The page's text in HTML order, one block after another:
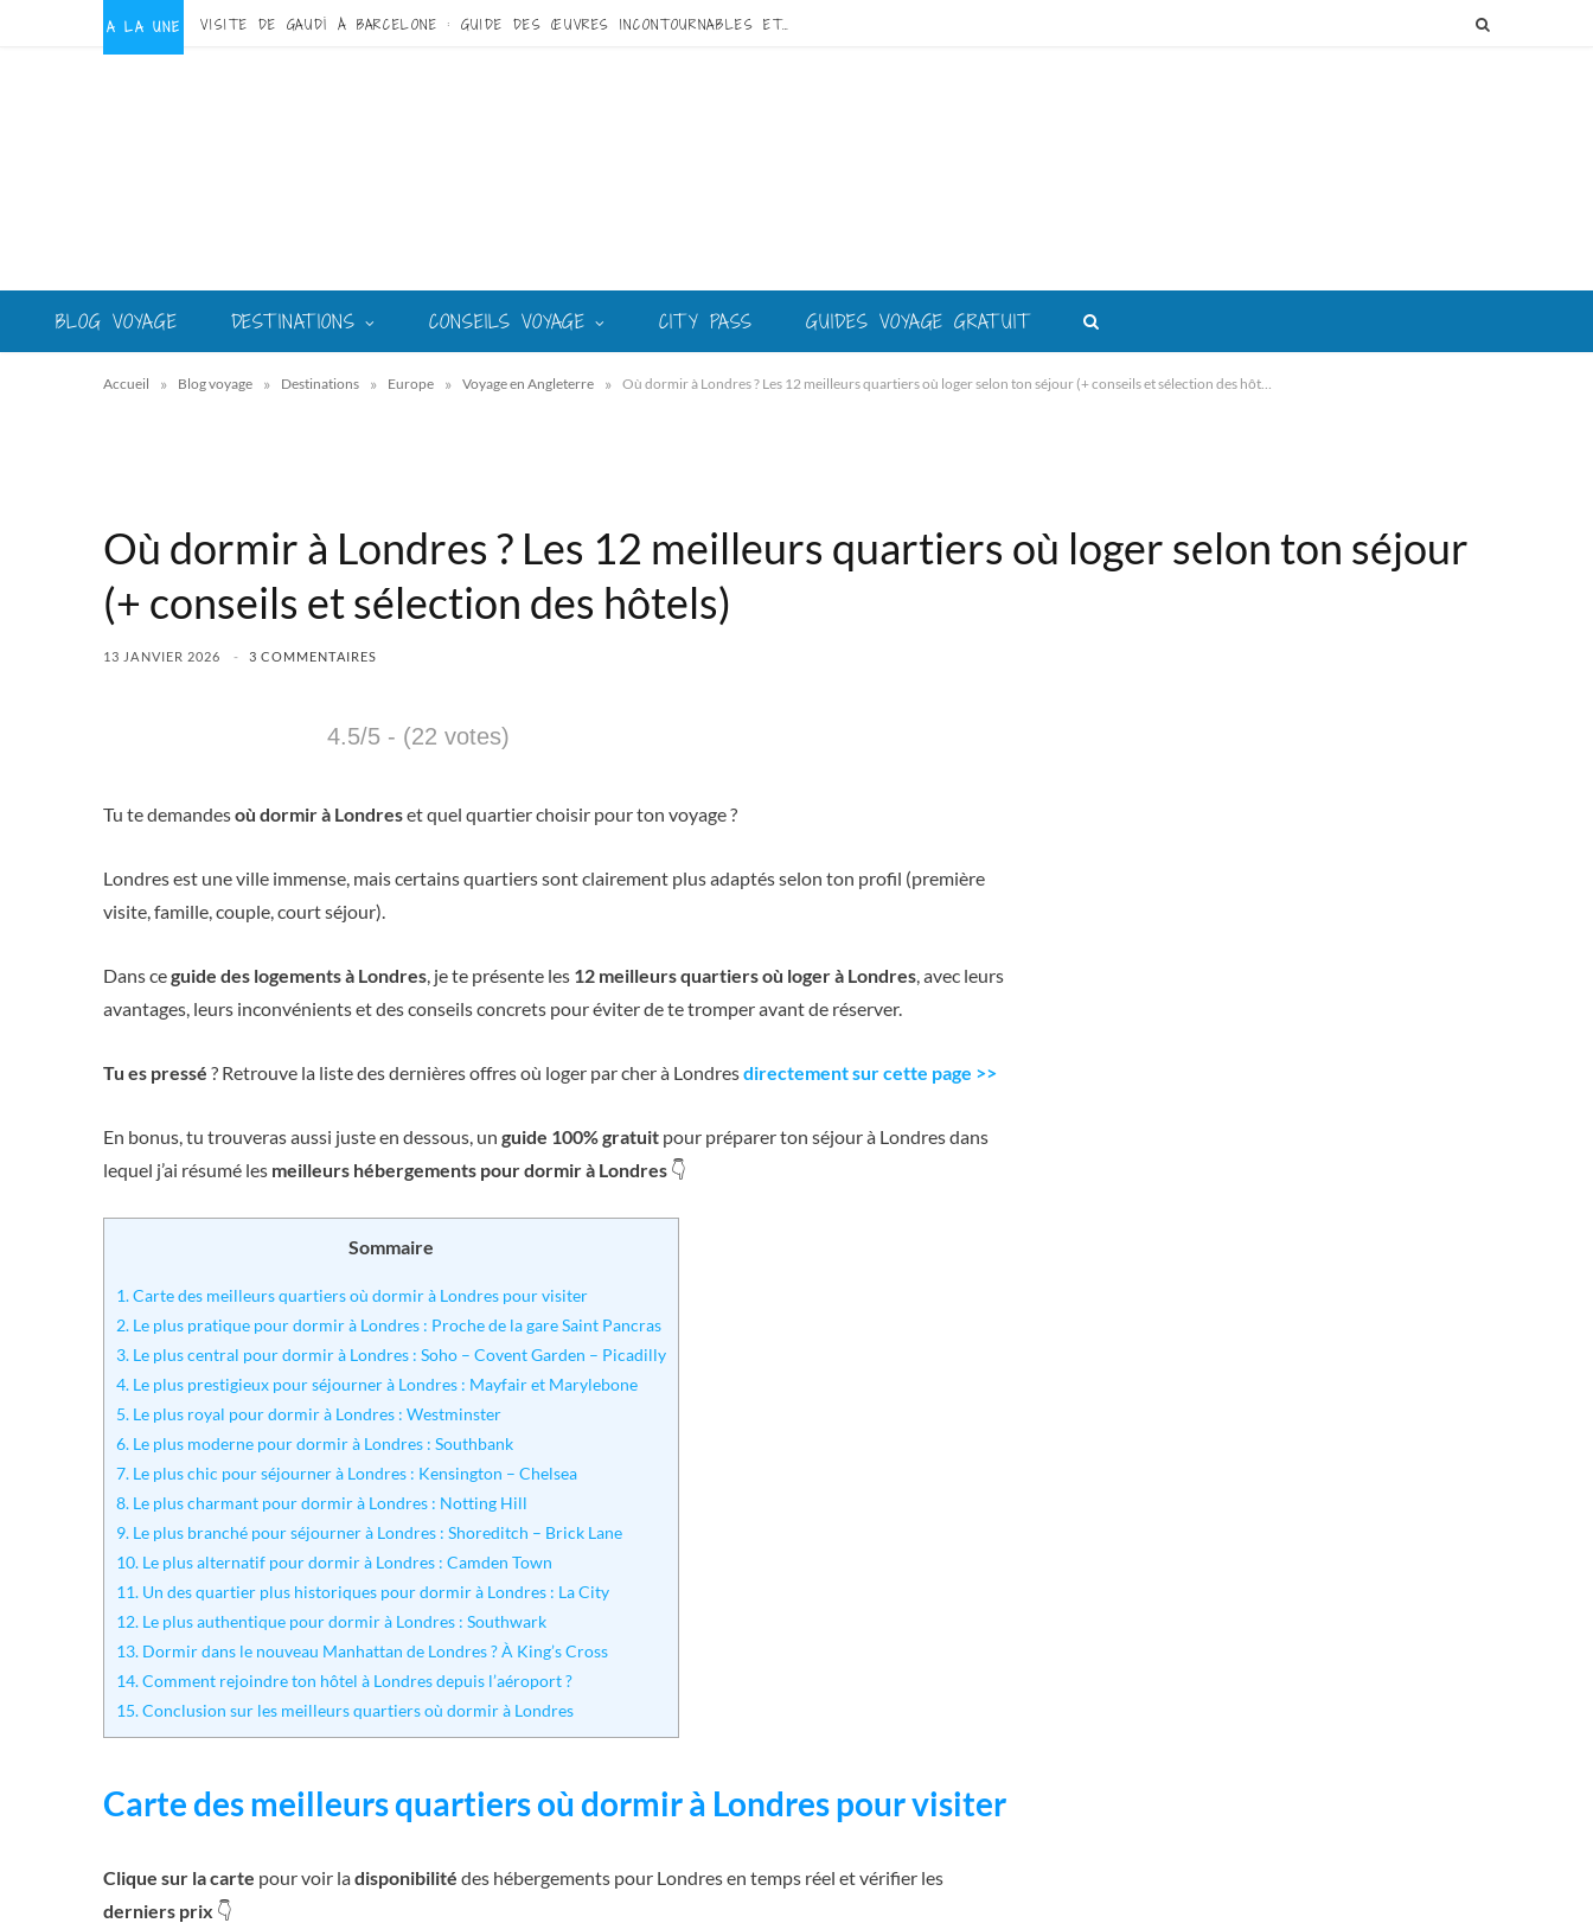
A LA UNE VISITE DE GAUDÍ À BARCELONE : GUIDE DES ŒUVRES INCONTOURNABLES ET DU MEILLEUR CIRCUIT
BLOG VOYAGE DESTINATIONS CONSEILS VOYAGE CITY PASS GUIDES VOYAGE GRATUIT
Accueil » Blog voyage » Destinations » Europe » Voyage en Angleterre »
Où dormir à Londres ? Les 12 meilleurs quartiers où loger selon ton séjour
(+ conseils et sélection des hôtels)
13 JANVIER 2026 3 COMMENTAIRES
4.5/5 - (22 votes)
Tu te demandesoù dormir à Londreset quel quartier choisir pour ton voyage ?
Londres est une ville immense, mais certains quartiers sont clairement plus adaptés selon ton profil (première
visite, famille, couple, court séjour).
Dans ceguide des logements à Londres, je te présente les 12 meilleurs quartiers où loger à Londres, avec leurs
avantages, leurs inconvénients et des conseils concrets pour éviter de te tromper avant de réserver.
Tu es pressé ? Retrouve la liste des dernières offres où loger par cher à Londresdirectement sur cette page >>
En bonus, tu trouveras aussi juste en dessous, un guide 100% gratuit pour préparer ton séjour à Londres dans
lequel j’ai résumé les meilleurs hébergements pour dormir à Londres 👇
Sommaire
1.Carte des meilleurs quartiers où dormir à Londres pour visiter
2. Le plus pratique pour dormir à Londres : Proche de la gare Saint Pancras
3. Le plus central pour dormir à Londres : Soho – Covent Garden – Picadilly
4. Le plus prestigieux pour séjourner à Londres : Mayfair et Marylebone
5. Le plus royal pour dormir à Londres : Westminster
6. Le plus moderne pour dormir à Londres : Southbank
7. Le plus chic pour séjourner à Londres : Kensington – Chelsea
8. Le plus charmant pour dormir à Londres : Notting Hill
9. Le plus branché pour séjourner à Londres : Shoreditch – Brick Lane
10. Le plus alternatif pour dormir à Londres : Camden Town
11. Un des quartier plus historiques pour dormir à Londres : La City
12. Le plus authentique pour dormir à Londres : Southwark
13. Dormir dans le nouveau Manhattan de Londres ? À King’s Cross
14.Comment rejoindre ton hôtel à Londres depuis l’aéroport ?
15.Conclusion sur les meilleurs quartiers où dormir à Londres
Carte des meilleurs quartiers où dormir à Londres pour visiter
Clique sur la carte pour voir ladisponibilité des hébergements pour Londres en temps réel et vérifier les
derniers prix 👇